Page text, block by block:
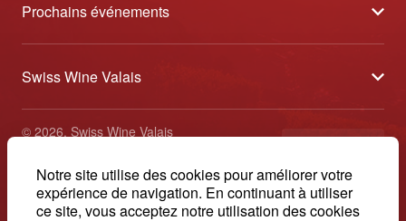
Notre site utilise des cookies pour améliorer votre
expérience de navigation. En continuant à utiliser
ce site, vous acceptez notre utilisation des cookies
Partenaires
Prochains événements
Sélection des Vins du Valais
Au cœur des vendanges
Swiss Wine Valais
Avenue de la Gare 2 - CP 144 - 1964 Conthey
info@swisswinevalais.ch
© 2026, Swiss Wine Valais